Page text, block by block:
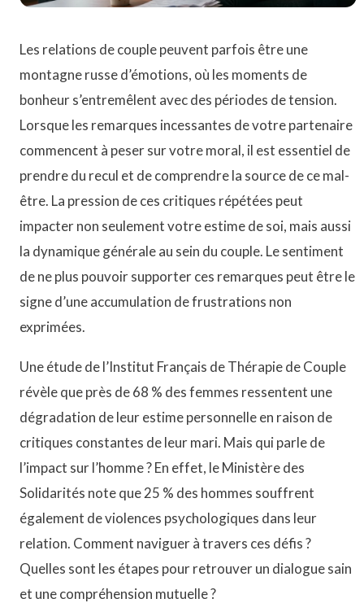
Les relations de couple peuvent parfois être une
montagne russe d’émotions, où les moments de
bonheur s’entremêlent avec des périodes de tension.
Lorsque les remarques incessantes de votre partenaire
commencent à peser sur votre moral, il est essentiel de
prendre du recul et de comprendre la source de ce mal-
être. La pression de ces critiques répétées peut
impacter non seulement votre estime de soi, mais aussi
la dynamique générale au sein du couple. Le sentiment
de ne plus pouvoir supporter ces remarques peut être le
signe d’une accumulation de frustrations non
exprimées.
Une étude de l’Institut Français de Thérapie de Couple
révèle que près de 68 % des femmes ressentent une
dégradation de leur estime personnelle en raison de
critiques constantes de leur mari. Mais qui parle de
l’impact sur l’homme ? En effet, le Ministère des
Solidarités note que 25 % des hommes souffrent
également de violences psychologiques dans leur
relation. Comment naviguer à travers ces défis ?
Quelles sont les étapes pour retrouver un dialogue sain
et une compréhension mutuelle ?